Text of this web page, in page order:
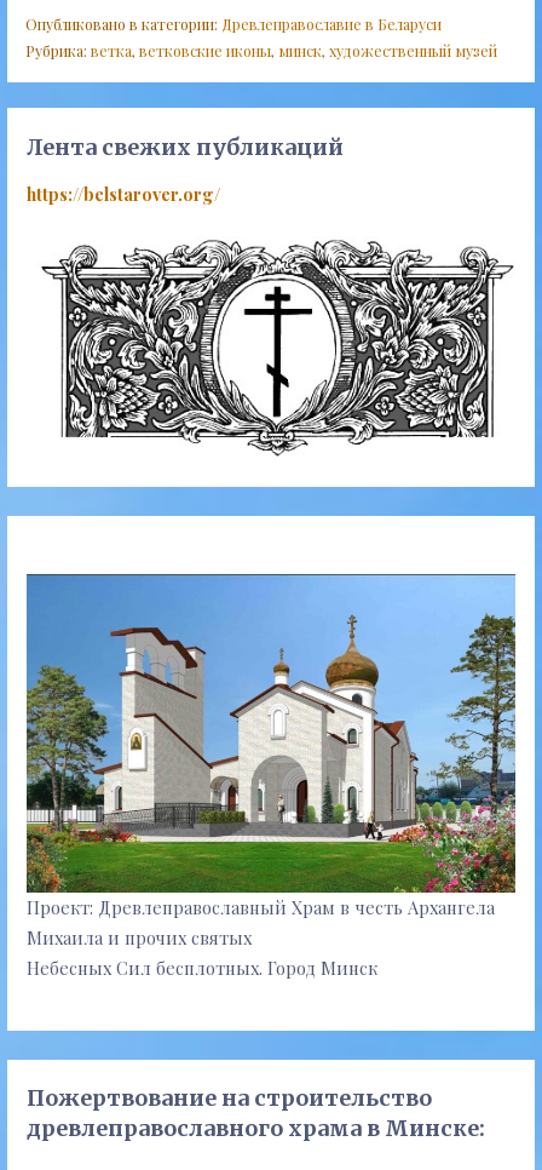
Опубликовано в категории: Древлеправославие в Беларуси
Рубрика: ветка, ветковские иконы, минск, художественный музей
Лента свежих публикаций
https://belstarover.org/
Проект: Древлеправославный Храм в честь Архангела
Михаила и прочих святых
Небесных Сил бесплотных. Город Минск
Пожертвование на строительство
древлеправославного храма в Минске: